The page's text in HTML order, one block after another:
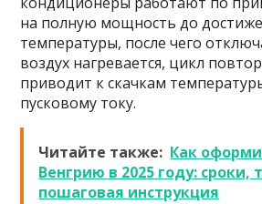
на полную мощность до
температуры, после чего
воздух нагревается, цикл
приводит к скачкам
пусковому току.
Читайте также: Как
Венгрию в 2025 году: сроки,
пошаговая инструкция